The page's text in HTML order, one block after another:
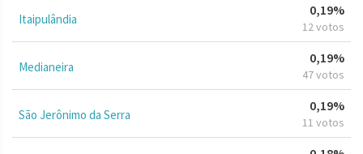
Itaipulândia
0,19%
12 votos
Medianeira
0,19%
47 votos
São Jerônimo da Serra
0,19%
11 votos